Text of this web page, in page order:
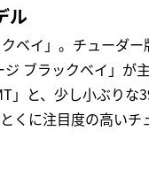
ル
ベイ」。チューダ
ブラックベイ」
」と、少し小ぶり
に注目度の高い